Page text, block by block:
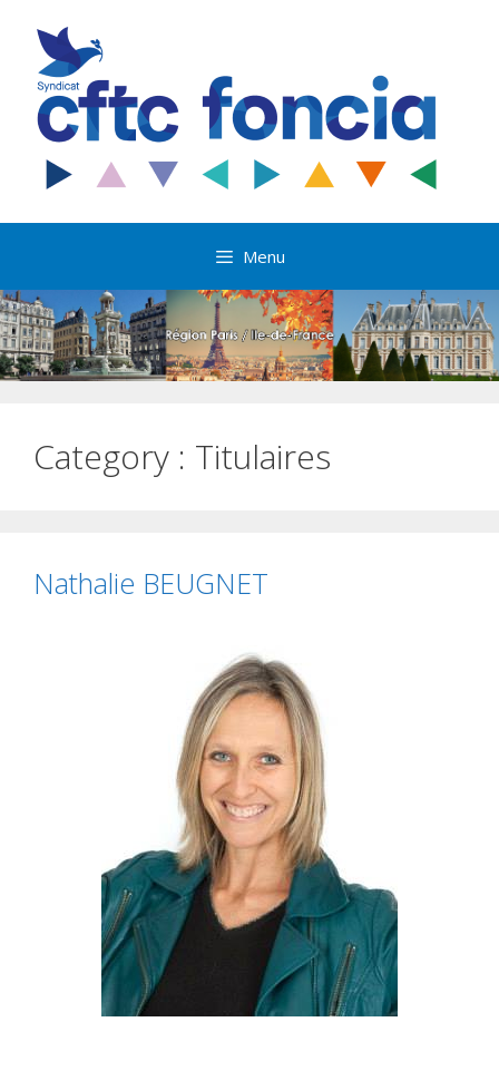
contenu
Menu
Category : Titulaires
Nathalie BEUGNET